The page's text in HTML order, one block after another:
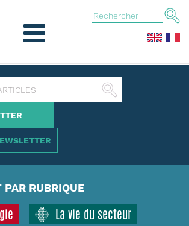
RUBRIQUE
La vie du secteur